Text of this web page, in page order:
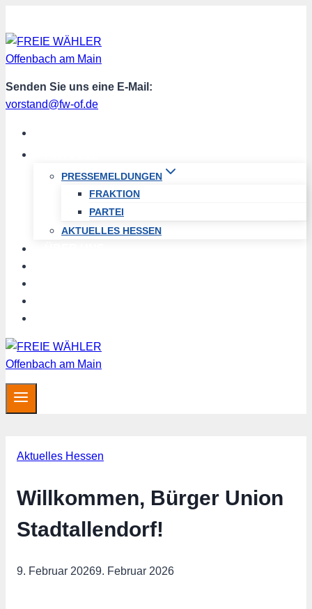
Inhalt
springen
Senden Sie uns eine E-Mail:
vorstand@fw-of.de
PRESSEMELDUNGEN
FRAKTION
PARTEI
AKTUELLES HESSEN
Aktuelles Hessen
Willkommen, Bürger Union
Stadtallendorf!
9. Februar 20269. Februar 2026